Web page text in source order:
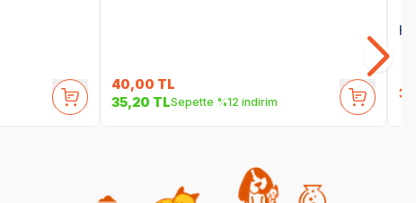
40,00 TL
35,20 TLSepette %12 indirim